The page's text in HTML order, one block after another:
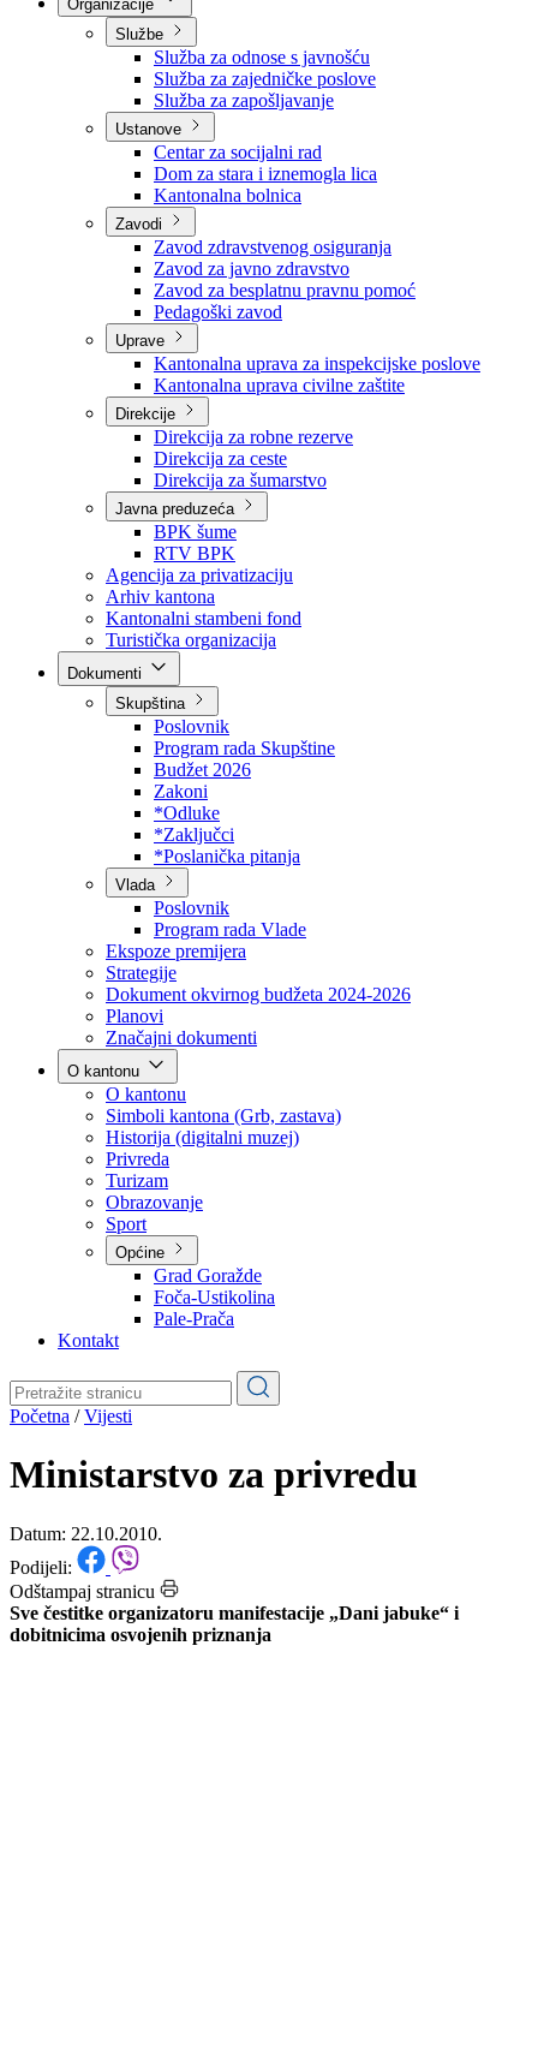
Nadležnosti
Sjednice Vlade
Službe
Služba za odnose s javnošću
Služba za zajedničke poslove
Služba za zapošljavanje
Ustanove
Centar za socijalni rad
Dom za stara i iznemogla lica
Kantonalna bolnica
Zavodi
Zavod zdravstvenog osiguranja
Zavod za javno zdravstvo
Zavod za besplatnu pravnu pomoć
Pedagoški zavod
Uprave
Kantonalna uprava za inspekcijske poslove
Kantonalna uprava civilne zaštite
Direkcije
Direkcija za robne rezerve
Direkcija za ceste
Direkcija za šumarstvo
Javna preduzeća
BPK šume
RTV BPK
Agencija za privatizaciju
Arhiv kantona
Kantonalni stambeni fond
Turistička organizacija
Skupština
Poslovnik
Program rada Skupštine
Budžet 2026
Zakoni
*Odluke
*Zaključci
*Poslanička pitanja
Vlada
Poslovnik
Program rada Vlade
Ekspoze premijera
Strategije
Dokument okvirnog budžeta 2024-2026
Planovi
Značajni dokumenti
O kantonu
O kantonu
Simboli kantona (Grb, zastava)
Historija (digitalni muzej)
Privreda
Turizam
Obrazovanje
Općine
Pale-Prača
Kontakt
Početna/ Vijesti
Ministarstvo za privredu
Datum: 22.10.2010.
Podijeli: